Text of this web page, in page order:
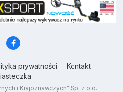
prywatności
Kontakt
i Krajoznawczych" Sp. z o.o.